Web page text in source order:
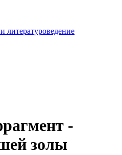
литературоведение
-
золы